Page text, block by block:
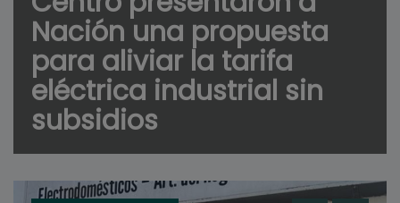
Nación una propuesta
para aliviar la tarifa
eléctrica industrial sin
subsidios